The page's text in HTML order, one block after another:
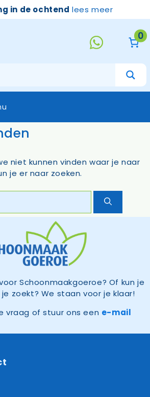
in de ochtend lees meer
0
niet kunnen vinden waar je naar
je er naar zoeken.
Schoonmaakgoeroe? Of kun je
zoekt? We staan voor je klaar!
vraag of stuur ons een e-mail